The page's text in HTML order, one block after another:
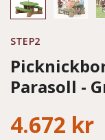
STEP2
Parasoll -
4.672 kr